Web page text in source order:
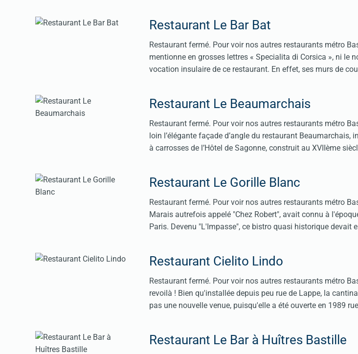
Restaurant Le Bar Bat
Restaurant fermé. Pour voir nos autres restaurants métro
mentionne en grosses lettres « Specialita di Corsica », ni le
vocation insulaire de ce restaurant. En effet, ses murs de
Restaurant Le Beaumarchais
Restaurant fermé. Pour voir nos autres restaurants métro
loin l’élégante façade d’angle du restaurant Beaumarchais,
à carrosses de l’Hôtel de Sagonne, construit au XVIIème
Restaurant Le Gorille Blanc
Restaurant fermé. Pour voir nos autres restaurants métro
Marais autrefois appelé "Chez Robert", avait connu à
Paris. Devenu "L'Impasse", ce bistro quasi historique devait
Restaurant Cielito Lindo
Restaurant fermé. Pour voir nos autres restaurants métro
revoilà ! Bien qu'installée depuis peu rue de Lappe, la
pas une nouvelle venue, puisqu'elle a été ouverte en 1989
Restaurant Le Bar à Huîtres Bastille